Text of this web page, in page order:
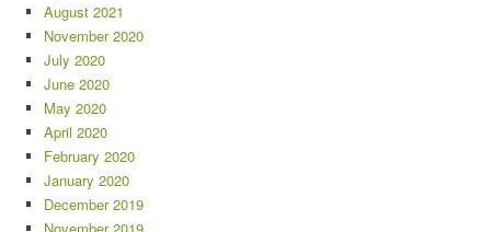
August 2021
November 2020
July 2020
June 2020
May 2020
April 2020
February 2020
January 2020
December 2019